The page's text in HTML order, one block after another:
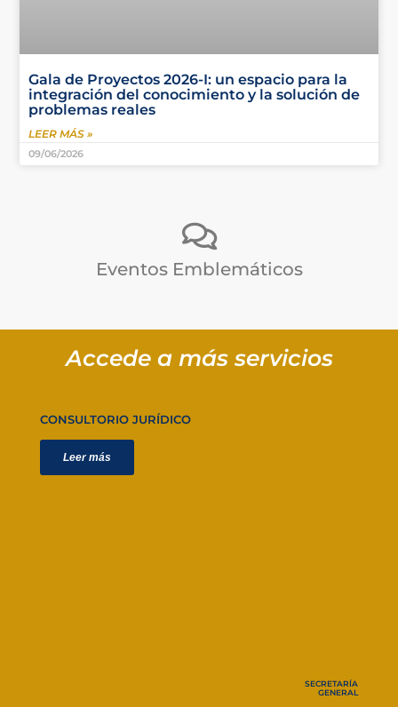
Gala de Proyectos 2026-I: un espacio para la
integración del conocimiento y la solución de
problemas reales
LEER MÁS »
09/06/2026
Eventos Emblemáticos
Accede a más servicios
CONSULTORIO JURÍDICO
Leer más
SECRETARÍA
GENERAL